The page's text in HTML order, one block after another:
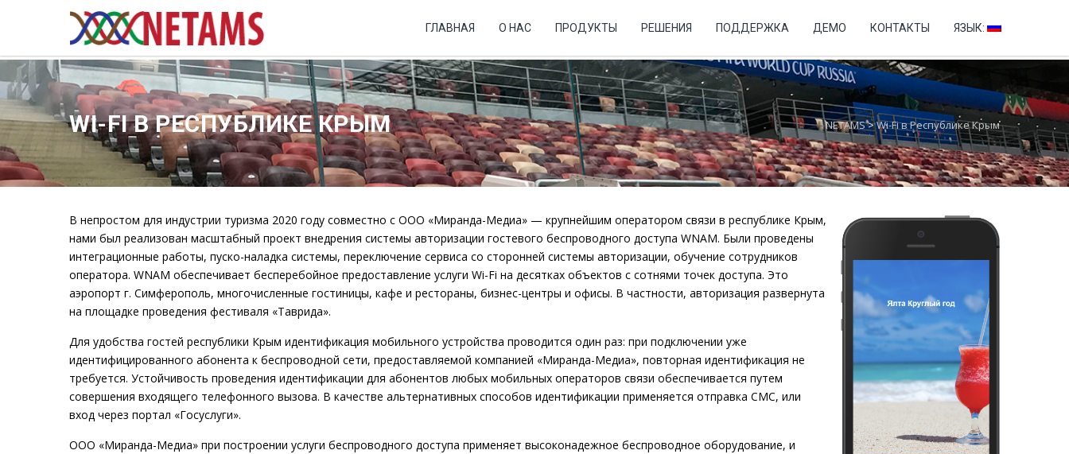
ГЛАВНАЯ О НАС ПРОДУКТЫ РЕШЕНИЯ ПОДДЕРЖКА ДЕМО КОНТАКТЫ ЯЗЫК:
WI-FI В РЕСПУБЛИКЕ КРЫМ NETAMS>Wi-Fi в Республике Крым
В непростом для индустрии туризма 2020 году совместно с ООО «Миранда-Медиа» — крупнейшим оператором связи в республике Крым,
нами был реализован масштабный проект внедрения системы авторизации гостевого беспроводного доступа WNAM. Были проведены
интеграционные работы, пуско-наладка системы, переключение сервиса со сторонней системы авторизации, обучение сотрудников
оператора. WNAM обеспечивает бесперебойное предоставление услуги Wi-Fi на десятках объектов с сотнями точек доступа. Это
аэропорт г. Симферополь, многочисленные гостиницы, кафе и рестораны, бизнес-центры и офисы. В частности, авторизация развернута
на площадке проведения фестиваля «Таврида».
Для удобства гостей республики Крым идентификация мобильного устройства проводится один раз: при подключении уже
идентифицированного абонента к беспроводной сети, предоставляемой компанией «Миранда-Медиа», повторная идентификация не
требуется. Устойчивость проведения идентификации для абонентов любых мобильных операторов связи обеспечивается путем
совершения входящего телефонного вызова. В качестве альтернативных способов идентификации применяется отправка СМС, или
вход через портал «Госуслуги».
ООО «Миранда-Медиа» при построении услуги беспроводного доступа применяет высоконадежное беспроводное оборудование, и